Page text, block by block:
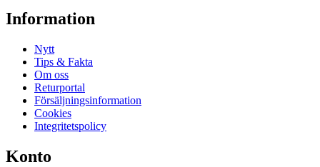
Information
Nytt
Tips & Fakta
Om oss
Returportal
Försäljningsinformation
Cookies
Integritetspolicy
Konto